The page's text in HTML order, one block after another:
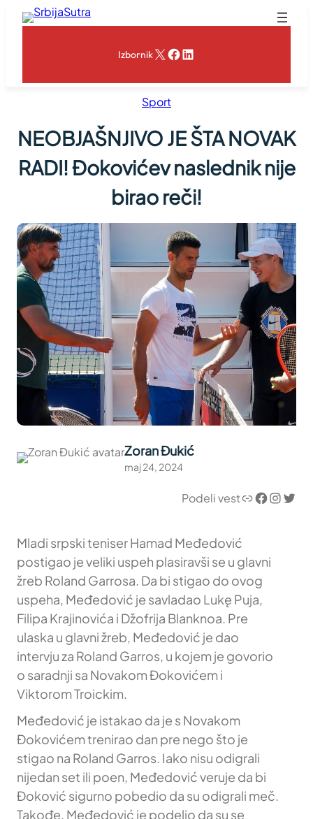
Skoči
IzbornikX Facebook
LinkedIn
Sport
NEOBJAŠNJIVO JE ŠTA NOVAK
RADI! Đokovićev naslednik nije
birao reči!
Zoran Đukić
maj 24, 2024
Podeli vestLink Facebook InstagramTwitter
Mladi srpski teniser Hamad Međedović
postigao je veliki uspeh plasiravši se u glavni
žreb Roland Garrosa. Da bi stigao do ovog
uspeha, Međedović je savladao Lukę Puja,
Filipa Krajinovića i Džofrija Blanknoa. Pre
ulaska u glavni žreb, Međedović je dao
intervju za Roland Garros, u kojem je govorio
o saradnji sa Novakom Đokovićem i
Viktorom Troickim.
Međedović je istakao da je s Novakom
Đokovićem trenirao dan pre nego što je
stigao na Roland Garros. Iako nisu odigrali
nijedan set ili poen, Međedović veruje da bi
Đoković sigurno pobedio da su odigrali meč.
Takođe, Međedović je podelio da su se